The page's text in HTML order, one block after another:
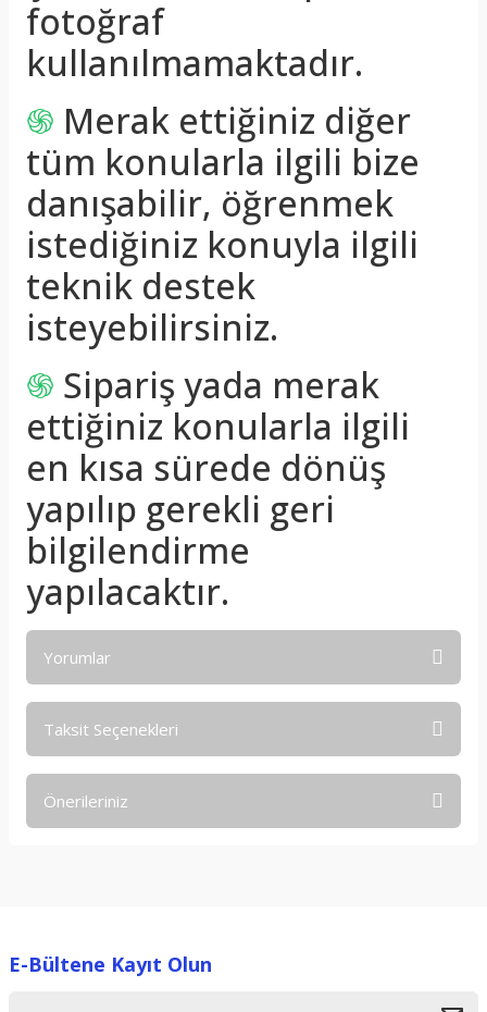
fotoğraf
kullanılmamaktadır.
֍ Merak ettiğiniz diğer
tüm konularla ilgili bize
danışabilir, öğrenmek
istediğiniz konuyla ilgili
teknik destek
isteyebilirsiniz.
֍ Sipariş yada merak
ettiğiniz konularla ilgili
en kısa sürede dönüş
yapılıp gerekli geri
bilgilendirme
yapılacaktır.
Yorumlar
Taksit Seçenekleri
Önerileriniz
Ürün resmi kalitesiz, bozuk veya görüntülenemiyor.
E-Bültene Kayıt Olun